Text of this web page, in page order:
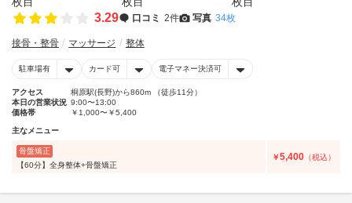
3.29 口コミ 2件 写真 34枚
接骨・整骨 マッサージ 整体
駐車場有 カード可 電子マネー決済可
アクセス
桐原駅(長野)から860m （徒歩11分）
本日の営業状況 9:00〜13:00
価格帯
￥1,000〜￥5,400
主なメニュー
骨盤矯正
【60分】全身整体+骨盤矯正
￥5,400 （税込）